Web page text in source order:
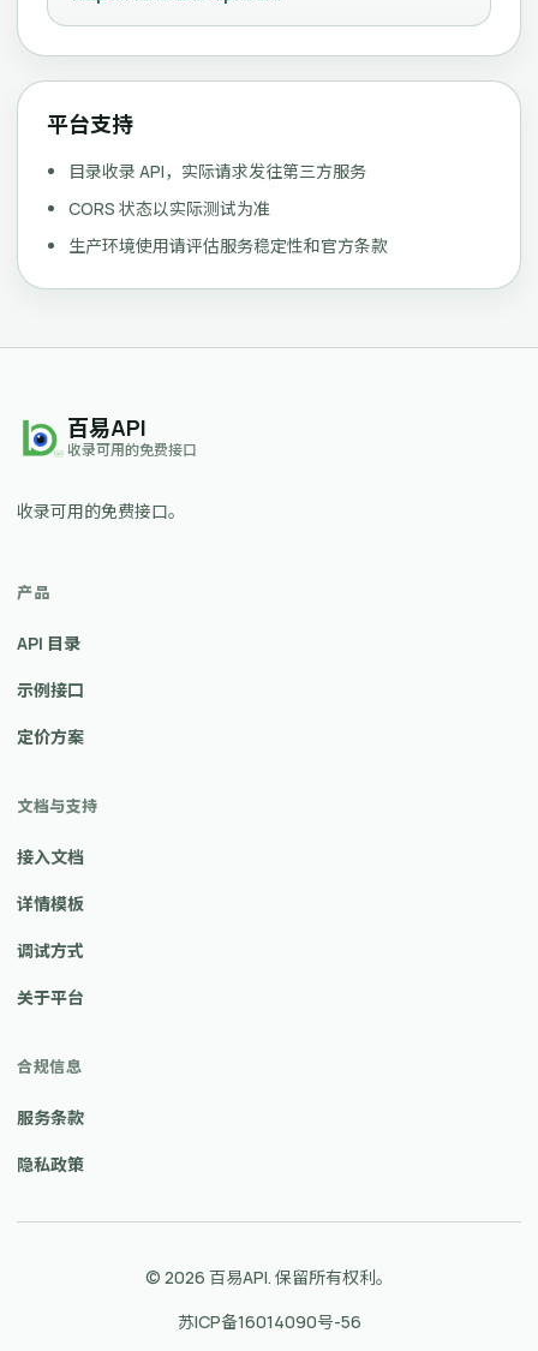
平台支持
目录收录 API，实际请求发往第三方服务
CORS 状态以实际测试为准
生产环境使用请评估服务稳定性和官方条款
百易API
收录可用的免费接口
收录可用的免费接口。
产品
API 目录
示例接口
定价方案
文档与支持
接入文档
详情模板
调试方式
关于平台
合规信息
服务条款
隐私政策
© 2026 百易API. 保留所有权利。
苏ICP备16014090号-56